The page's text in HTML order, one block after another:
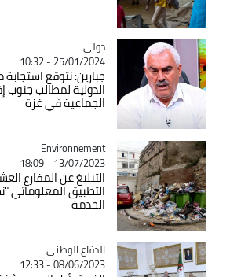
Catégorie
دولي
25/01/2024 - 10:32
جبارين: نتوقع استجابة
الدولية لمطالب جنوب
الجماعية في غزة
Catégorie
Environnement
13/07/2023 - 18:09
التبليغ عن المفارغ
التطبيق المعلوماتي
الخدمة
Catégorie
الدفاع الوطني
08/06/2023 - 12:33